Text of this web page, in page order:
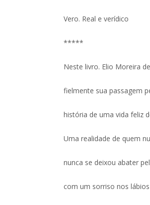
Vero. Real e verídico
*****
Neste livro. Elio Moreira
fielmente sua passagem
história de uma vida feliz
Uma realidade de quem
nunca se deixou abater
com um sorriso nos